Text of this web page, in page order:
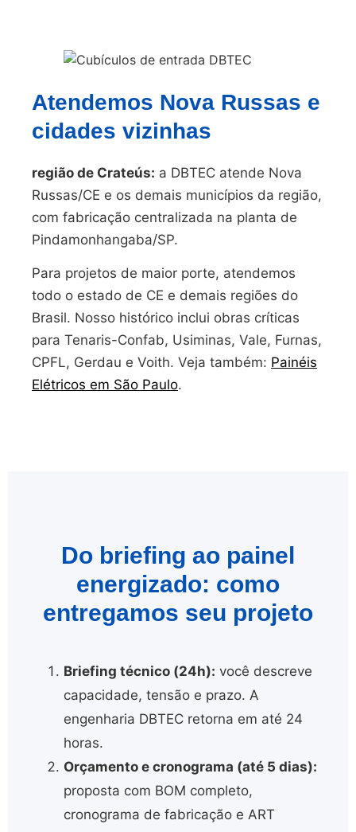
Atendemos Nova Russas e
cidades vizinhas
região de Crateús: a DBTEC atende Nova
Russas/CE e os demais municípios da região,
com fabricação centralizada na planta de
Pindamonhangaba/SP.
Para projetos de maior porte, atendemos
todo o estado de CE e demais regiões do
Brasil. Nosso histórico inclui obras críticas
para Tenaris-Confab, Usiminas, Vale, Furnas,
CPFL, Gerdau e Voith. Veja também: Painéis
Elétricos em São Paulo.
Do briefing ao painel
energizado: como
entregamos seu projeto
Briefing técnico (24h): você descreve
capacidade, tensão e prazo. A
engenharia DBTEC retorna em até 24
horas.
Orçamento e cronograma (até 5 dias):
proposta com BOM completo,
cronograma de fabricação e ART